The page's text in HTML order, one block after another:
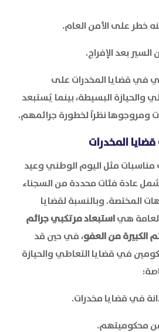
في قضايا المخدرات على
والحيازة البسيطة، بينما يُستبعد
ومروجوها نظراً لخطورة جرائمهم.
مثل اليوم الوطني وعيد
عادة فئات محددة من السجناء
المختصة. وبالنسبة لقضايا
العامة هياستبعاد مرتكبي جرائم
الكبيرة من العفو، في حين قد
في قضايا التعاطي والحيازة